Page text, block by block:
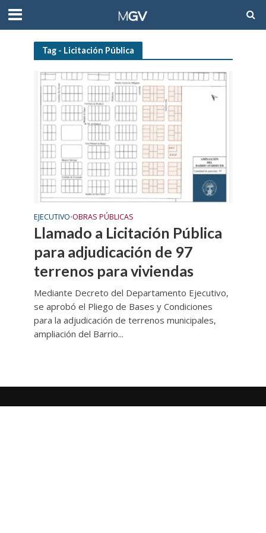
Tag - Licitación Pública
EJECUTIVO•OBRAS PÚBLICAS
Llamado a Licitación Pública
para adjudicación de 97
terrenos para viviendas
Mediante Decreto del Departamento Ejecutivo,
se aprobó el Pliego de Bases y Condiciones
para la adjudicación de terrenos municipales,
ampliación del Barrio...